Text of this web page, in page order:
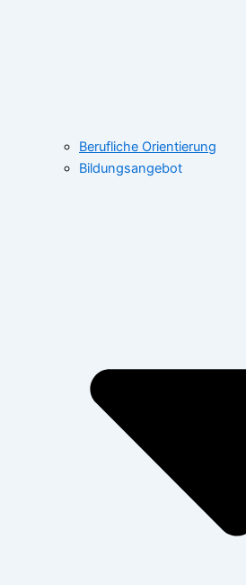
Berufliche Orientierung
Bildungsangebot